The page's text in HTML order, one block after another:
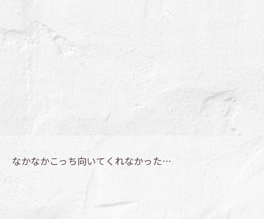
なかなかこっち向いてくれなかった…